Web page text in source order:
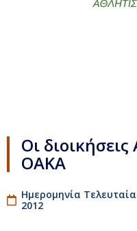
Οι
ΟΑΚΑ
Ημερομηνία
2012